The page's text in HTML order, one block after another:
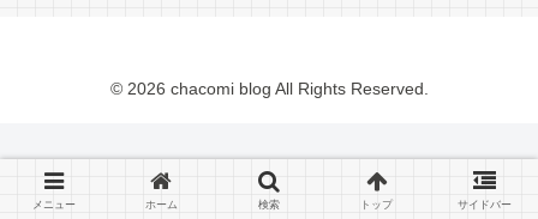
© 2026 chacomi blog All Rights Reserved.
メニュー ホーム 検索 トップ サイドバー